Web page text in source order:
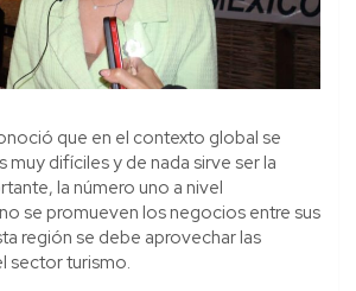
que en el contexto global se
difíciles y de nada sirve ser la
la número uno a nivel
se promueven los negocios entre sus
región se debe aprovechar las
sector turismo.